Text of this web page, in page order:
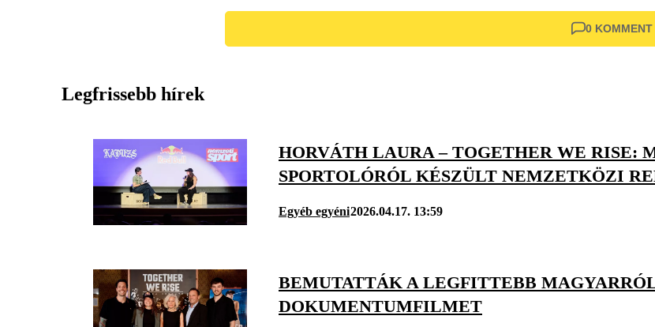
0 KOMMENT
Legfrissebb hírek
HORVÁTH LAURA – TOGETHER WE RISE:
SPORTOLÓRÓL KÉSZÜLT NEMZETKÖZI
Egyéb egyéni2026.04.17. 13:59
BEMUTATTÁK A LEGFITTEBB
DOKUMENTUMFILMET